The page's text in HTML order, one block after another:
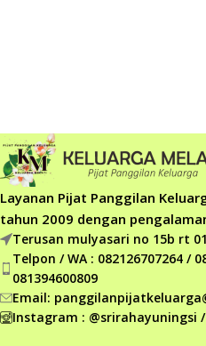
Layanan Pijat Panggilan
tahun 2009 dengan
Terusan mulyasari no 15b rt
Telpon / WA : 082126707264 /
081394600809
Email:
Instagram : @srirahayuningsi